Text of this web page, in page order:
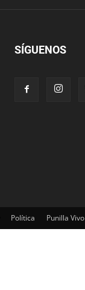
SÍGUENOS
Política Punilla Vivo